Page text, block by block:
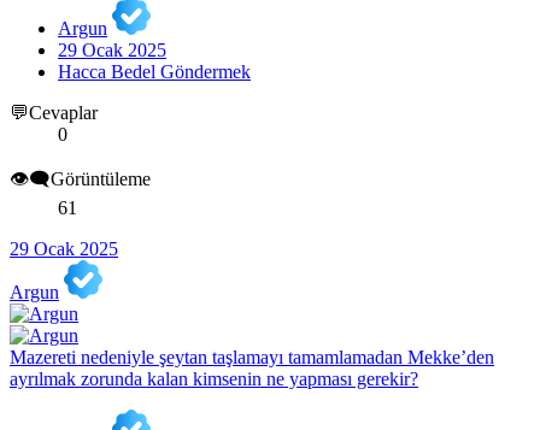
Argun
29 Ocak 2025
Hacca Bedel Göndermek
💬Cevaplar
0
👁️‍🗨️Görüntüleme
61
29 Ocak 2025
Argun
Mazereti nedeniyle şeytan taşlamayı tamamlamadan Mekke’den
ayrılmak zorunda kalan kimsenin ne yapması gerekir?